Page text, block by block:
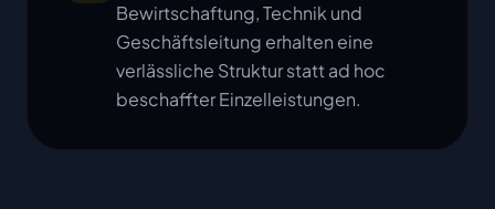
Bewirtschaftung, Technik und
Geschäftsleitung erhalten eine
verlässliche Struktur statt ad hoc
beschaffter Einzelleistungen.